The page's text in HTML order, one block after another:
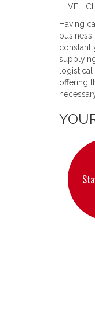
Having
offering